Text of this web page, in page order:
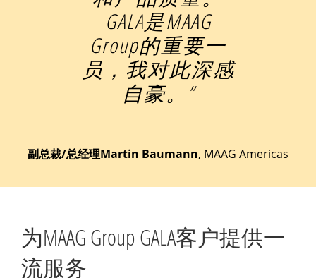
GALA是MAAG
Group的重要一
员，我对此深感
自豪。”
副总裁/总经理Martin Baumann, MAAG Americas
为MAAG Group GALA客户提供一
流服务